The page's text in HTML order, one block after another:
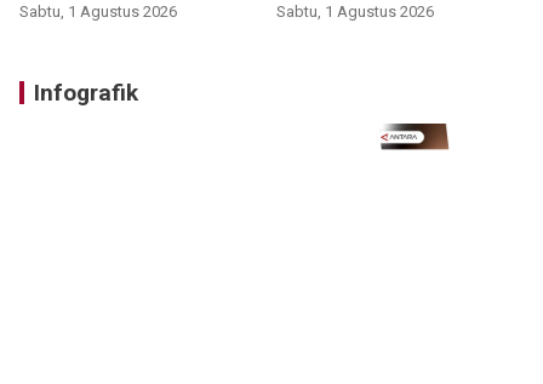
Sabtu, 1 Agustus 2026 Sabtu, 1 Agustus 2026
Infografik